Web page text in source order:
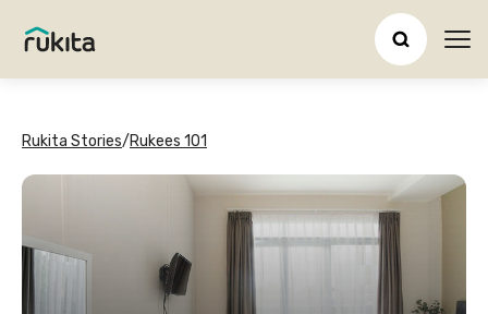
Rukita Stories/Rukees 101